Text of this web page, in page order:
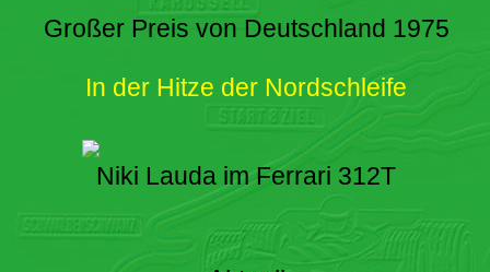
Großer Preis von Deutschland 1975
In der Hitze der Nordschleife
Niki Lauda im Ferrari 312T